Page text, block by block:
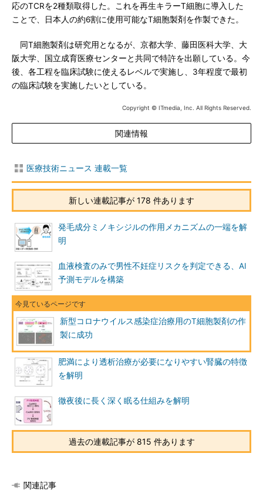
応のTCRを2種類取得した。これを再生キラーT細胞に導入した
ことで、日本人の約6割に使用可能なT細胞製剤を作製できた。
同T細胞製剤は研究用となるが、京都大学、藤田医科大学、大
阪大学、国立成育医療センターと共同で特許を出願している。今
後、各工程を臨床試験に使えるレベルで実施し、3年程度で最初
の臨床試験を実施したいとしている。
Copyright © ITmedia, Inc. All Rights Reserved.
関連情報
医療技術ニュース 連載一覧
新しい連載記事が 178 件あります
発毛成分ミノキシジルの作用メカニズムの一端を解
明
血液検査のみで男性不妊症リスクを判定できる、AI
予測モデルを構築
新型コロナウイルス感染症治療用のT細胞製剤の作
製に成功
肥満により透析治療が必要になりやすい腎臓の特徴
を解明
徹夜後に長く深く眠る仕組みを解明
過去の連載記事が 815 件あります
関連記事